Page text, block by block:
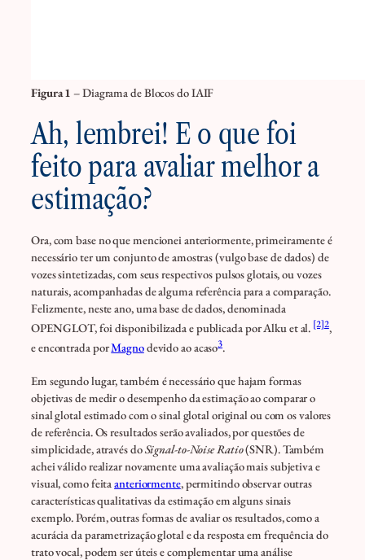
Figura 1 – Diagrama de Blocos do IAIF
Ah, lembrei! E o que foi
feito para avaliar melhor a
estimação?
Ora, com base no que mencionei anteriormente, primeiramente é
necessário ter um conjunto de amostras (vulgo base de dados) de
vozes sintetizadas, com seus respectivos pulsos glotais, ou vozes
naturais, acompanhadas de alguma referência para a comparação.
Felizmente, neste ano, uma base de dados, denominada
OPENGLOT, foi disponibilizada e publicada por Alku et al. [2]2,
e encontrada porMagnodevido ao acaso3.
Em segundo lugar, também é necessário que hajam formas
objetivas de medir o desempenho da estimação ao comparar o
sinal glotal estimado com o sinal glotal original ou com os valores
de referência. Os resultados serão avaliados, por questões de
simplicidade, através doSignal-to-Noise Ratio(SNR). Também
achei válido realizar novamente uma avaliação mais subjetiva e
visual, como feitaanteriormente, permitindo observar outras
características qualitativas da estimação em alguns sinais
exemplo. Porém, outras formas de avaliar os resultados, como a
acurácia da parametrização glotal e da resposta em frequência do
trato vocal, podem ser úteis e complementar uma análise